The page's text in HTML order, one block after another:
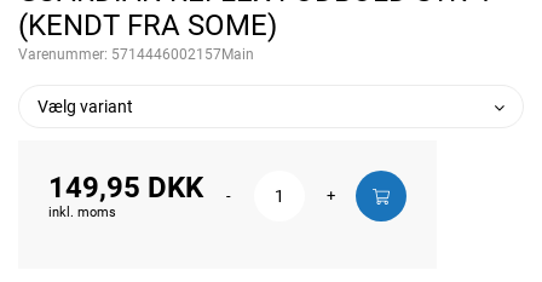
(KENDT FRA SOME)
Varenummer: 5714446002157Main
Vælg variant
149,95 DKK
inkl. moms
- +